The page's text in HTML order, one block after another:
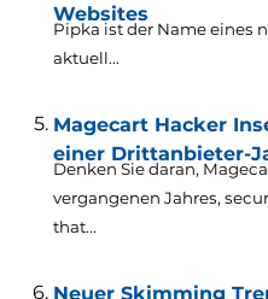
Websites
Pipka ist der Name eines
aktuell...
Magecart Hacker
einer Drittanbieter-
Denken Sie daran,
vergangenen Jahres,
that...
Neuer Skimming